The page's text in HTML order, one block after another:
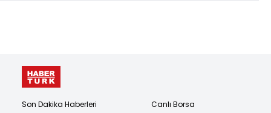
Son Dakika Haberleri
Canlı Borsa